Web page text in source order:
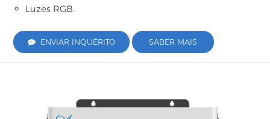
Luzes RGB.
ENVIAR INQUÉRITO SABER MAIS